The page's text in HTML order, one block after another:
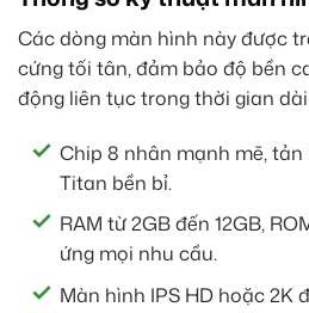
Các dòng màn hình này được
cứng tối tân, đảm bảo độ bền
động liên tục trong thời gian
Chip 8 nhân mạnh mẽ,
Titan bền bỉ.
RAM từ 2GB đến 12GB,
ứng mọi nhu cầu.
Màn hình IPS HD hoặc 2K